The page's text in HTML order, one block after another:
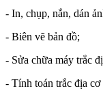
- In, chụp, nắn, dán
- Biên vẽ bản đồ;
- Sửa chữa máy trắc
- Tính toán trắc địa cơ